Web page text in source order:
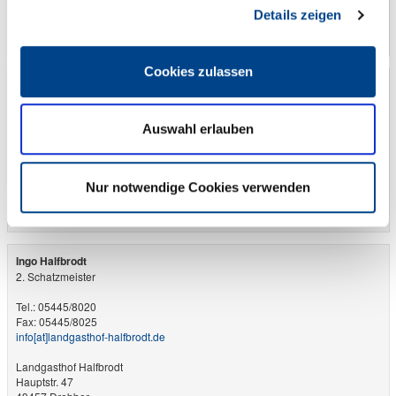
Details zeigen
Cookies zulassen
Auswahl erlauben
Nur notwendige Cookies verwenden
1. Schatzmeister
gasthof-runge​[at]​ewetel.net
Gasthof Runge
27245 Barenburg
Ingo Halfbrodt
2. Schatzmeister
Tel.: 05445/8020
Fax: 05445/8025
info​[at]​landgasthof-halfbrodt.de
Landgasthof Halfbrodt
Hauptstr. 47